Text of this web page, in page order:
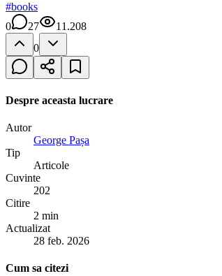
#books
0
27
11.208
0
Despre aceasta lucrare
Autor
George Pașa
Tip
Articole
Cuvinte
202
Citire
2 min
Actualizat
28 feb. 2026
Cum sa citezi